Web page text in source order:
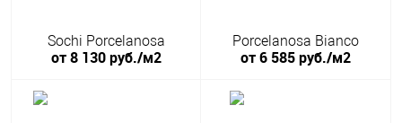
Sochi Porcelanosa
от 8 130 руб./м2
Porcelanosa Bianco
от 6 585 руб./м2